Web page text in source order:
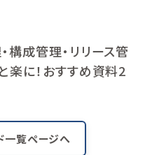
構成管理・リリース管
楽に！おすすめ資料2
一覧ページへ